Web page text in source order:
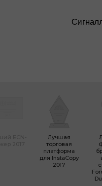
Лучшая
торговая
платформа
для InstaCopy
2017